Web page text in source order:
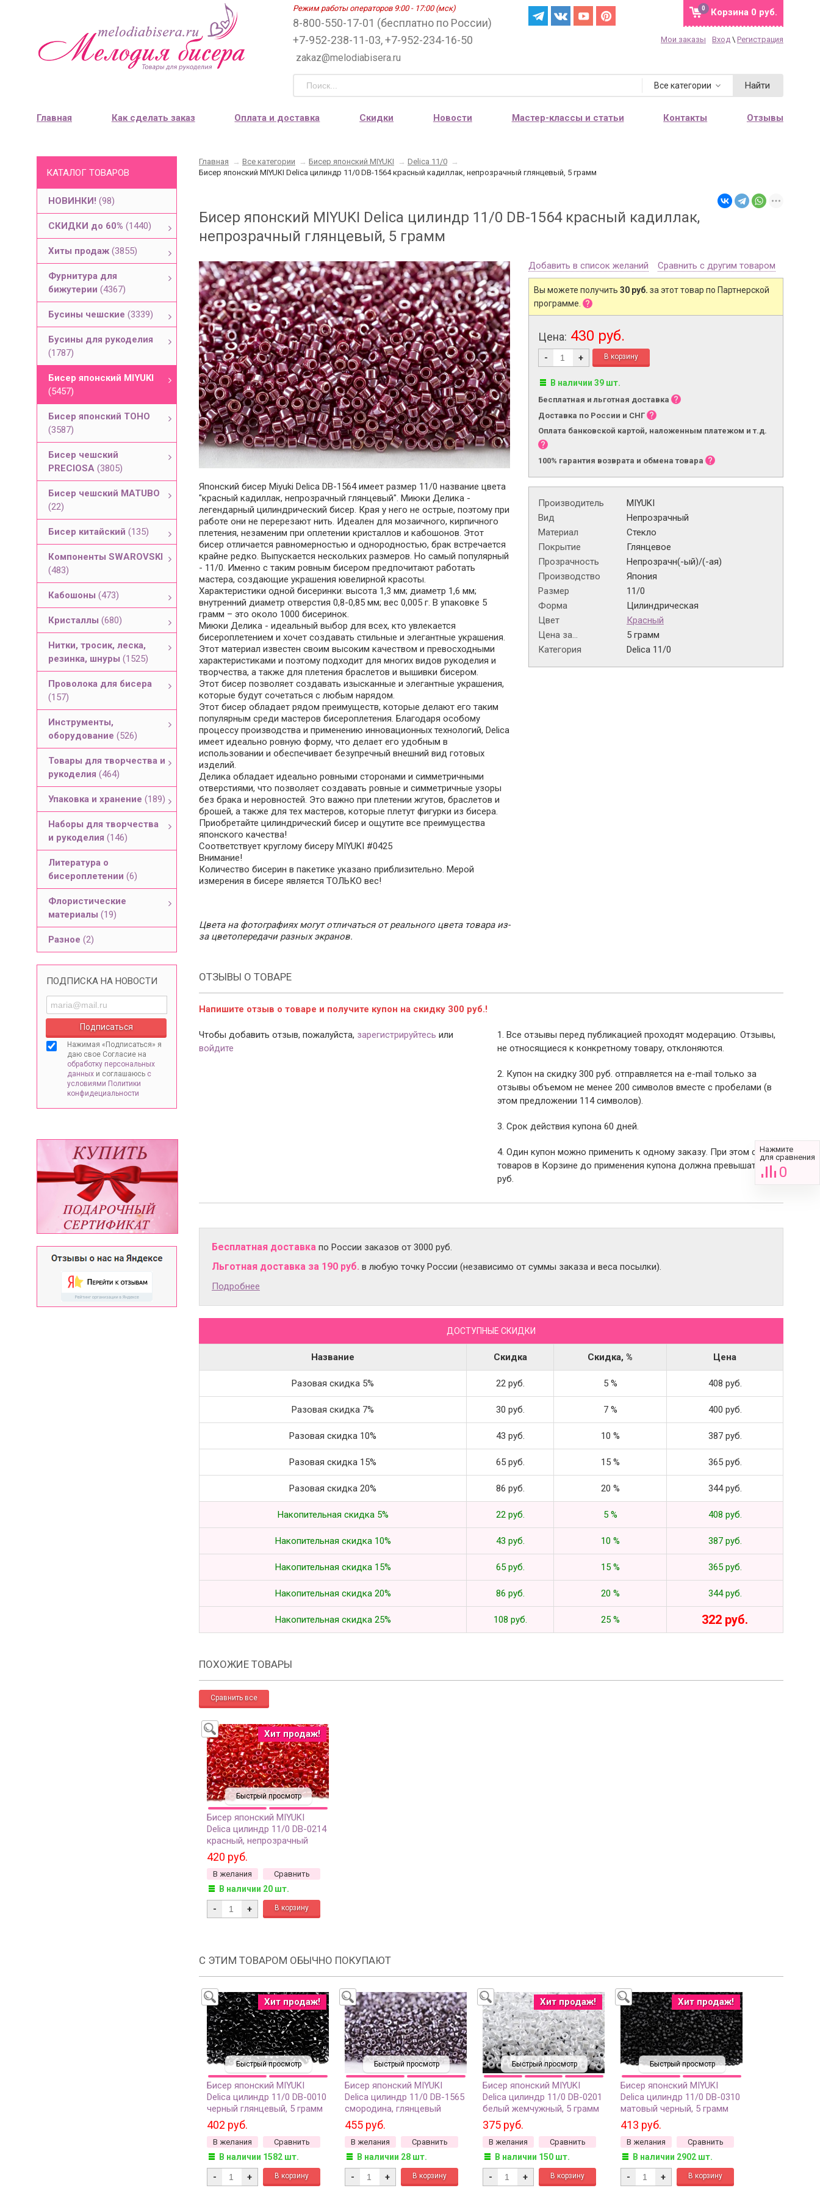
Режим работы операторов 9:00 - 17:00 (мск)
8-800-550-17-01 (бесплатно по России)
+7-952-238-11-03, +7-952-234-16-50
zakaz@melodiabisera.ru
Корзина 0 руб.
0
Мои заказы Вход \ Регистрация
Все категории Найти
Главная Как сделать заказ Оплата и доставка Скидки Новости Мастер-классы и статьи Контакты Отзывы
КАТАЛОГ ТОВАРОВ
НОВИНКИ! (98)
СКИДКИ до 60% (1440)
Хиты продаж (3855)
Фурнитура для
бижутерии (4367)
Бусины чешские (3339)
Бусины для рукоделия
(1787)
Бисер японский MIYUKI
(5457)
Бисер японский TOHO
(3587)
Бисер чешский
PRECIOSA (3805)
Бисер чешский MATUBO
(22)
Бисер китайский (135)
Компоненты SWAROVSKI
(483)
Кабошоны (473)
Кристаллы (680)
Нитки, тросик, леска,
резинка, шнуры (1525)
Проволока для бисера
(157)
Инструменты,
оборудование (526)
Товары для творчества и
рукоделия (464)
Упаковка и хранение (189)
Наборы для творчества
и рукоделия (146)
Литература о
бисероплетении (6)
Флористические
материалы (19)
Разное (2)
ПОДПИСКА НА НОВОСТИ
Нажимая «Подписаться» я
даю свое Согласие на
обработку персональных
данных и соглашаюсь с
условиями Политики
конфидециальности
Главная → Все категории → Бисер японский MIYUKI → Delica 11/0 →
Бисер японский MIYUKI Delica цилиндр 11/0 DB-1564 красный кадиллак, непрозрачный глянцевый, 5 грамм
Бисер японский MIYUKI Delica цилиндр 11/0 DB-1564 красный кадиллак,
непрозрачный глянцевый, 5 грамм
Японский бисер Miyuki Delica DB-1564 имеет размер 11/0 название цвета
"красный кадиллак, непрозрачный глянцевый". Миюки Делика -
легендарный цилиндрический бисер. Края у него не острые, поэтому при
работе они не перерезают нить. Идеален для мозаичного, кирпичного
плетения, незаменим при оплетении кристаллов и кабошонов. Этот
бисер отличается равномерностью и однородностью, брак встречается
крайне редко. Выпускается нескольких размеров. Но самый популярный
- 11/0. Именно с таким ровным бисером предпочитают работать
мастера, создающие украшения ювелирной красоты.
Характеристики одной бисеринки: высота 1,3 мм; диаметр 1,6 мм;
внутренний диаметр отверстия 0,8-0,85 мм; вес 0,005 г. В упаковке 5
грамм – это около 1000 бисеринок.
Миюки Делика - идеальный выбор для всех, кто увлекается
бисероплетением и хочет создавать стильные и элегантные украшения.
Этот материал известен своим высоким качеством и превосходными
характеристиками и поэтому подходит для многих видов рукоделия и
творчества, а также для плетения браслетов и вышивки бисером.
Этот бисер позволяет создавать изысканные и элегантные украшения,
которые будут сочетаться с любым нарядом.
Этот бисер обладает рядом преимуществ, которые делают его таким
популярным среди мастеров бисероплетения. Благодаря особому
процессу производства и применению инновационных технологий, Delica
имеет идеально ровную форму, что делает его удобным в
использовании и обеспечивает безупречный внешний вид готовых
изделий.
Делика обладает идеально ровными сторонами и симметричными
отверстиями, что позволяет создавать ровные и симметричные узоры
без брака и неровностей. Это важно при плетении жгутов, браслетов и
брошей, а также для тех мастеров, которые плетут фигурки из бисера.
Приобретайте цилиндрический бисер и ощутите все преимущества
японского качества!
Соответствует круглому бисеру MIYUKI #0425
Внимание!
Количество бисерин в пакетике указано приблизительно. Мерой
измерения в бисере является ТОЛЬКО вес!
Цвета на фотографиях могут отличаться от реального цвета товара из-
за цветопередачи разных экранов.
Добавить в список желаний Сравнить с другим товаром
Вы можете получить 30 руб. за этот товар по Партнерской
программе.
Цена: 430 руб.
- +
В наличии 39 шт.
Бесплатная и льготная доставка
Доставка по России и СНГ
Оплата банковской картой, наложенным платежом и т.д.
100% гарантия возврата и обмена товара
Производитель
MIYUKI
Вид
Непрозрачный
Материал
Стекло
Покрытие
Глянцевое
Прозрачность
Непрозрачн(-ый)/(-ая)
Производство
Япония
Размер
11/0
Форма
Цилиндрическая
Цвет
Красный
Цена за...
5 грамм
Категория
Delica 11/0
ОТЗЫВЫ О ТОВАРЕ
Напишите отзыв о товаре и получите купон на скидку 300 руб.!
Чтобы добавить отзыв, пожалуйста, зарегистрируйтесь или
войдите
1. Все отзывы перед публикацией проходят модерацию. Отзывы,
не относящиеся к конкретному товару, отклоняются.
2. Купон на скидку 300 руб. отправляется на e-mail только за
отзывы объемом не менее 200 символов вместе с пробелами (в
этом предложении 114 символов).
3. Срок действия купона 60 дней.
4. Один купон можно применить к одному заказу. При этом сумма
товаров в Корзине до применения купона должна превышать 2000
руб.
Бесплатная доставка по России заказов от 3000 руб.
Льготная доставка за 190 руб. в любую точку России (независимо от суммы заказа и веса посылки).
Подробнее
ДОСТУПНЫЕ СКИДКИ
Название Скидка Скидка, % Цена
Разовая скидка 5% 22 руб. 5 % 408 руб.
Разовая скидка 7% 30 руб. 7 % 400 руб.
Разовая скидка 10% 43 руб. 10 % 387 руб.
Разовая скидка 15% 65 руб. 15 % 365 руб.
Разовая скидка 20% 86 руб. 20 % 344 руб.
Накопительная скидка 5% 22 руб. 5 % 408 руб.
Накопительная скидка 10% 43 руб. 10 % 387 руб.
Накопительная скидка 15% 65 руб. 15 % 365 руб.
Накопительная скидка 20% 86 руб. 20 % 344 руб.
Накопительная скидка 25% 108 руб. 25 % 322 руб.
ПОХОЖИЕ ТОВАРЫ
Быстрый просмотр
Хит продаж!
Бисер японский MIYUKI
Delica цилиндр 11/0 DB-0214
красный, непрозрачный
глянцевый, 5 грамм
420 руб.
В желания Сравнить
В наличии 20 шт.
- +
С ЭТИМ ТОВАРОМ ОБЫЧНО ПОКУПАЮТ
Быстрый просмотр
Хит продаж!
Бисер японский MIYUKI
Delica цилиндр 11/0 DB-0010
черный глянцевый, 5 грамм
402 руб.
В желания Сравнить
В наличии 1582 шт.
- +
Быстрый просмотр
Бисер японский MIYUKI
Delica цилиндр 11/0 DB-1565
смородина, глянцевый
непрозрачный, 5 грамм
455 руб.
В желания Сравнить
В наличии 28 шт.
- +
Быстрый просмотр
Хит продаж!
Бисер японский MIYUKI
Delica цилиндр 11/0 DB-0201
белый жемчужный, 5 грамм
375 руб.
В желания Сравнить
В наличии 150 шт.
- +
Быстрый просмотр
Хит продаж!
Бисер японский MIYUKI
Delica цилиндр 11/0 DB-0310
матовый черный, 5 грамм
413 руб.
В желания Сравнить
В наличии 2902 шт.
- +
Нажмите
для сравнения
0